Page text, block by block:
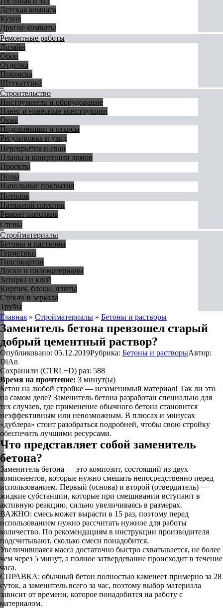
Детская комната
Кухня
Другие комнаты
Ремонтные работы
Дизайн
Обои
Отделка
Покраска
Штукатурка
Строительство
Инструменты и оборудование
Навес и навесные конструкции
Окна
Подоконники и откосы
Регулировка и уход
Перекрытия и сваи
Планы и концепции домов
Проекты
Полы
Напольные покрытия
Потолок
Натяжной потолок
Ремонт потолков
Стены
Стройматериалы
Бетоны и растворы
Герметики
Гипсокартон
Доски и пиломатериалы
Затирка и клей
Кирпич, блоки, плиты
Стекло и зеркала
Трубы
Главная » Стройматериалы » Бетоны и растворы
Заменитель бетона превзошел старый
добрый цементный раствор?
Опубликовано: 05.12.2019Рубрика: Бетоны и растворыАвтор:
DiAn
Сохранили (CTRL+D) раз: 588
Время на прочтение: 3 минут(ы)
Бетон на любой стройке — незаменимый материал! Так ли это
на самом деле? Заменитель бетона разработан специально для
тех случаев, где применение обычного бетона становится
неэффективным или невозможным. В плюсах и минусах
«дублера» стоит разобраться подробней, чтобы свою стройку
обеспечить лучшими ресурсами.
Что представляет собой заменитель
бетона?
Заменитель бетона — это композит, состоящий из двух
компонентов, которые нужно смешать непосредственно перед
использованием. Первый (основа) и второй (отвердитель) —
жидкие субстанции, которые при смешивании вступают в
активную реакцию, сильно увеличиваясь в размерах.
ВАЖНО: смесь может вырасти в 15 раз, поэтому перед
использованием нужно рассчитать нужное для работы
количество. По рекомендациям в инструкции производителя
подсчитывают, сколько смеси понадобится.
Увеличившаяся масса достаточно быстро схватывается, не более
чем через 5 минут, а полное затвердевание происходит в течение
часа.
СПРАВКА: обычный бетон полностью каменеет примерно за 28
суток, а заменитель всего за час, поэтому выбор материала
зависит от времени, которое понадобится на работу с
материалом.